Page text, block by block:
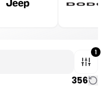
1
356